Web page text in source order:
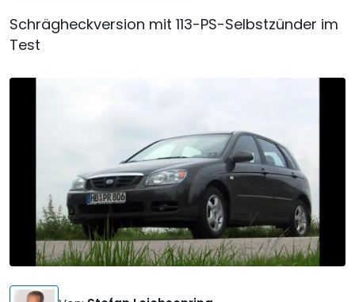
Schrägheckversion mit 113-PS-Selbstzünder im
Test